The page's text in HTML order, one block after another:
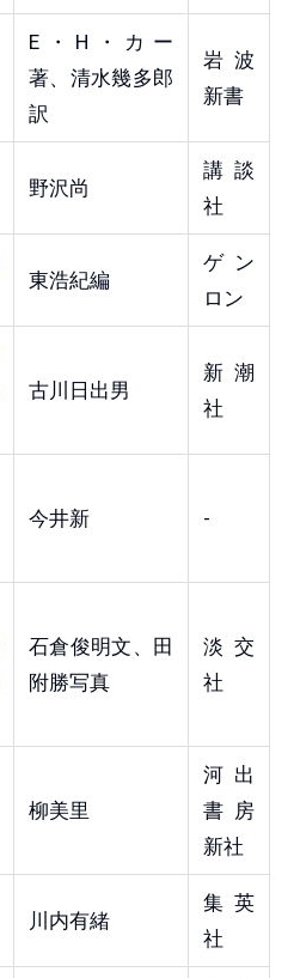
E・H・カー
著、清水幾多郎
訳
岩波
新書
野沢尚
講談
社
東浩紀編
ゲン
ロン
古川日出男
新潮
社
今井新 -
石倉俊明文、田
附勝写真
淡交
社
柳美里
河出
書房
新社
川内有緒
集英
社